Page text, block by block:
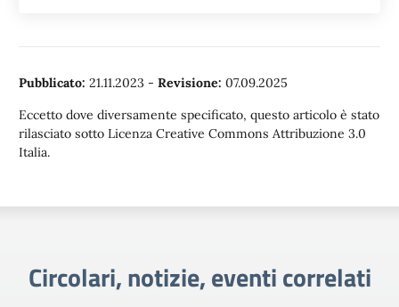
Pubblicato: 21.11.2023 - Revisione: 07.09.2025
Eccetto dove diversamente specificato, questo articolo è stato
rilasciato sotto Licenza Creative Commons Attribuzione 3.0
Italia.
Circolari, notizie, eventi correlati